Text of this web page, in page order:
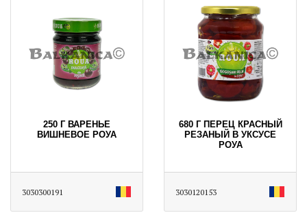
250 Г ВАРЕНЬЕ
ВИШНЕВОЕ РОУА
3030300191
680 Г ПЕРЕЦ КРАСНЫЙ
РЕЗАНЫЙ В УКСУСЕ
РОУА
3030120153